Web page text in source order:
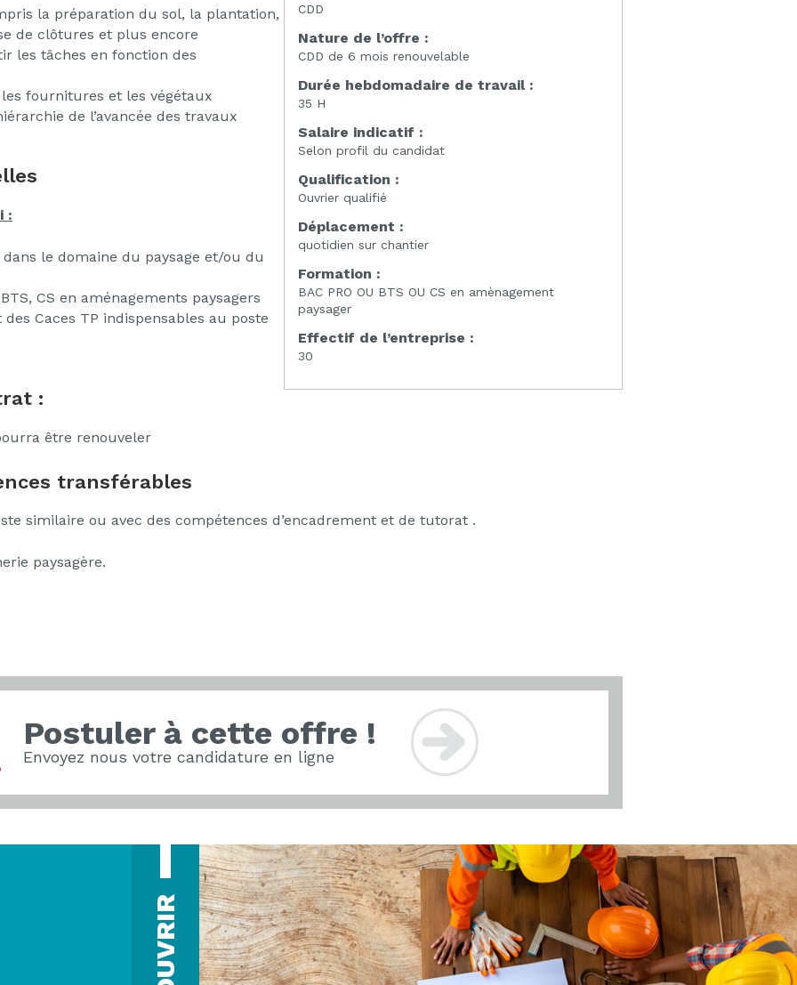
la préparation du sol, la plantation,
de clôtures et plus encore
les tâches en fonction des
fournitures et les végétaux
de l’avancée des travaux
:
le domaine du paysage et/ou du
CS en aménagements paysagers
Caces TP indispensables au poste
:
être renouveler
CDD
Nature de l’offre :
CDD de 6 mois renouvelable
Durée hebdomadaire de travail :
35 H
Salaire indicatif :
Selon profil du candidat
Qualification :
Ouvrier qualifié
Déplacement :
quotidien sur chantier
Formation :
BAC PRO OU BTS OU CS en amènagement
paysager
Effectif de l’entreprise :
30
transférables
similaire ou avec des compétences d’encadrement et de tutorat .
paysagère.
Postuler à cette offre !
Envoyez nous votre candidature en ligne